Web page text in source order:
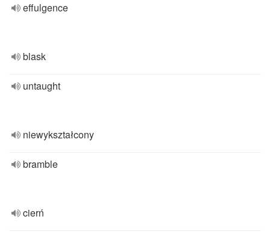
effulgence
blask
untaught
niewykształcony
bramble
cierń